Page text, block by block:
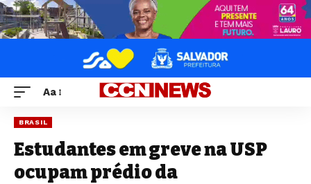
Aa
BRASIL
Estudantes em greve na USP
ocupam prédio da